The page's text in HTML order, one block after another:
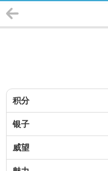
积分
银子
威望